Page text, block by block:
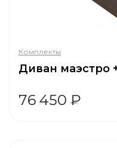
Комплекты
Диван маэстро
76 450 ₽